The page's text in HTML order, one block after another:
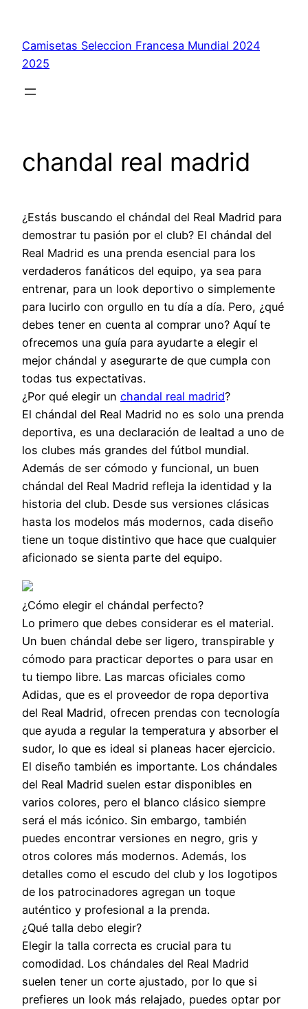
contenido
Camisetas Seleccion Francesa Mundial 2024
2025
chandal real madrid
¿Estás buscando el chándal del Real Madrid para
demostrar tu pasión por el club? El chándal del
Real Madrid es una prenda esencial para los
verdaderos fanáticos del equipo, ya sea para
entrenar, para un look deportivo o simplemente
para lucirlo con orgullo en tu día a día. Pero, ¿qué
debes tener en cuenta al comprar uno? Aquí te
ofrecemos una guía para ayudarte a elegir el
mejor chándal y asegurarte de que cumpla con
todas tus expectativas.
¿Por qué elegir un chandal real madrid?
El chándal del Real Madrid no es solo una prenda
deportiva, es una declaración de lealtad a uno de
los clubes más grandes del fútbol mundial.
Además de ser cómodo y funcional, un buen
chándal del Real Madrid refleja la identidad y la
historia del club. Desde sus versiones clásicas
hasta los modelos más modernos, cada diseño
tiene un toque distintivo que hace que cualquier
aficionado se sienta parte del equipo.
¿Cómo elegir el chándal perfecto?
Lo primero que debes considerar es el material.
Un buen chándal debe ser ligero, transpirable y
cómodo para practicar deportes o para usar en
tu tiempo libre. Las marcas oficiales como
Adidas, que es el proveedor de ropa deportiva
del Real Madrid, ofrecen prendas con tecnología
que ayuda a regular la temperatura y absorber el
sudor, lo que es ideal si planeas hacer ejercicio.
El diseño también es importante. Los chándales
del Real Madrid suelen estar disponibles en
varios colores, pero el blanco clásico siempre
será el más icónico. Sin embargo, también
puedes encontrar versiones en negro, gris y
otros colores más modernos. Además, los
detalles como el escudo del club y los logotipos
de los patrocinadores agregan un toque
auténtico y profesional a la prenda.
¿Qué talla debo elegir?
Elegir la talla correcta es crucial para tu
comodidad. Los chándales del Real Madrid
suelen tener un corte ajustado, por lo que si
prefieres un look más relajado, puedes optar por